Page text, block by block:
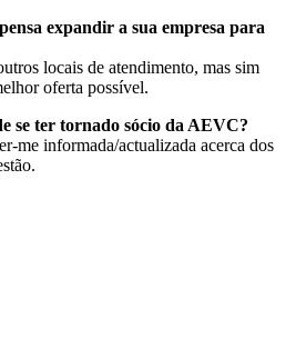
expandir a sua empresa para
locais de atendimento, mas sim
oferta possível.
se ter tornado sócio da AEVC?
me informada/actualizada acerca dos